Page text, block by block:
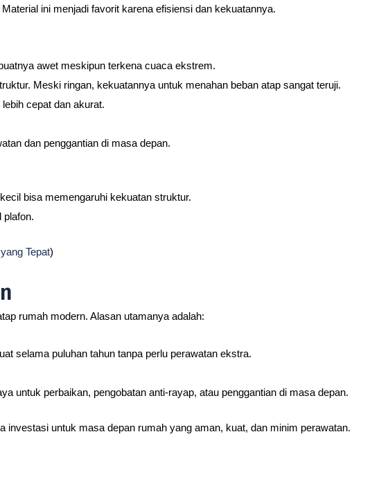
ini menjadi favorit karena efisiensi dan kekuatannya.
awet meskipun terkena cuaca ekstrem.
Meski ringan, kekuatannya untuk menahan beban atap sangat teruji.
cepat dan akurat.
dan penggantian di masa depan.
bisa memengaruhi kekuatan struktur.
plafon.
Tepat)
rumah modern. Alasan utamanya adalah:
selama puluhan tahun tanpa perlu perawatan ekstra.
untuk perbaikan, pengobatan anti-rayap, atau penggantian di masa depan.
investasi untuk masa depan rumah yang aman, kuat, dan minim perawatan.